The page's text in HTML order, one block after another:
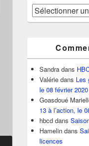
Archives
Sandra dans
Valérie dans Les
le 08 février 2020
Goasdoué
13 à l’action, le
hbcd dans
Hamelin dans
licences